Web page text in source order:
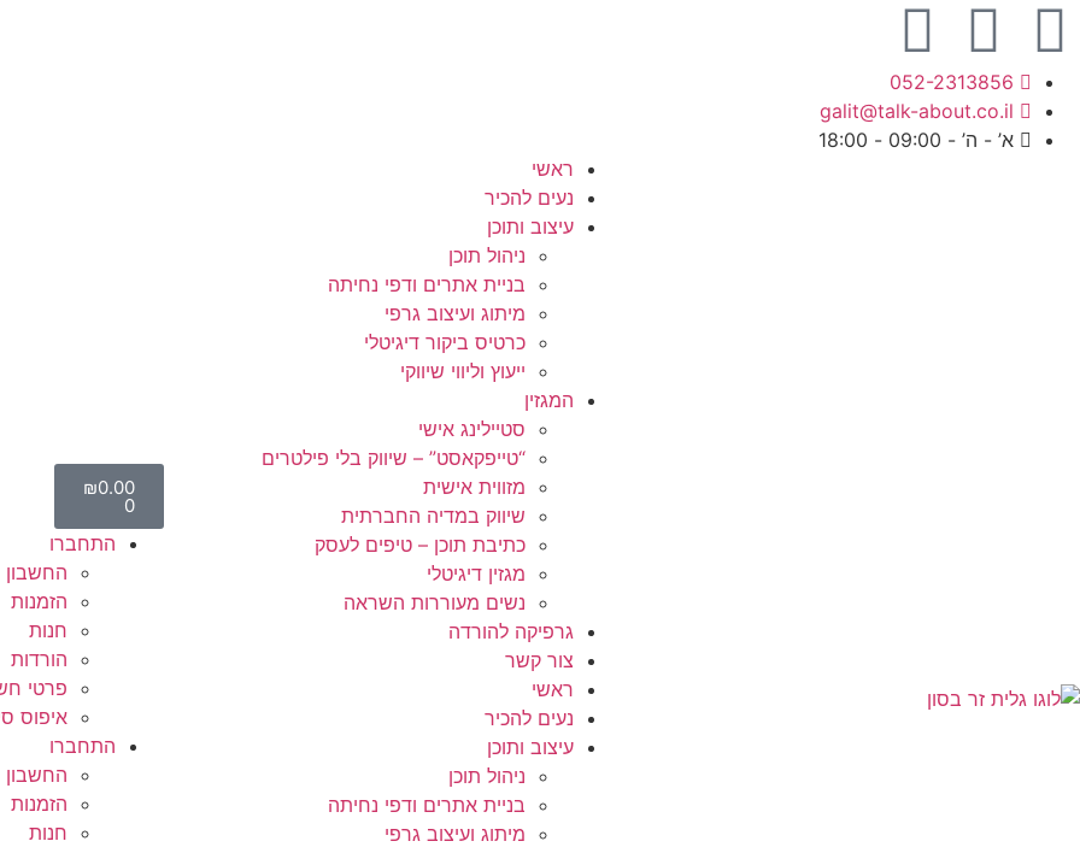
052-2313856
galit@talk-about.co.il
א’ - ה’ - 09:00 - 18:00
ראשי
נעים להכיר
עיצוב ותוכן
ניהול תוכן
בניית אתרים ודפי נחיתה
מיתוג ועיצוב גרפי
כרטיס ביקור דיגיטלי
ייעוץ וליווי שיווקי
המגזין
סטיילינג אישי
“טייפקאסט” – שיווק בלי פילטרים
מזווית אישית
שיווק במדיה החברתית
כתיבת תוכן – טיפים לעסק
מגזין דיגיטלי
נשים מעוררות השראה
גרפיקה להורדה
צור קשר
ראשי
נעים להכיר
עיצוב ותוכן
ניהול תוכן
בניית אתרים ודפי נחיתה
מיתוג ועיצוב גרפי
₪0.00
0
התחברו
החשבון
הזמנות
חנות
הורדות
פרטי
איפוס
התחברו
החשבון
הזמנות
חנות